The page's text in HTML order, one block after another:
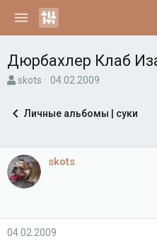
Дюрбахлер Клаб
А
о
т
е
м
ы
skots
Д
а
а
ч
04.02.2009
Личные альбомы | суки
skots
04.02.2009